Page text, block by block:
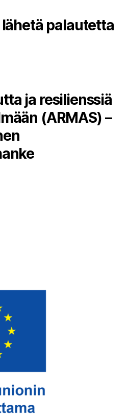
palautetta
ja resilienssiä
(ARMAS) –